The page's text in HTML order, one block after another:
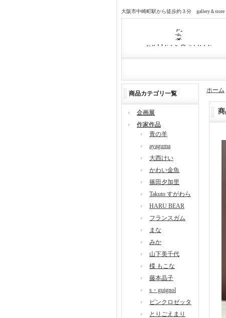
大阪市中崎町駅から徒歩約３分 gallery＆
商品カテゴリ一覧
企画展
作家作品
青の羊
ayaguma
大西けい
かわい金魚
篠田夕加里
Takuto すがわら
HARU BEAR
フランスガム
まな
みか
山下美千代
楪 もこな
藤本晶子
s・guignol
ピンクロゼッタ
とりごえまり
ホーム
商